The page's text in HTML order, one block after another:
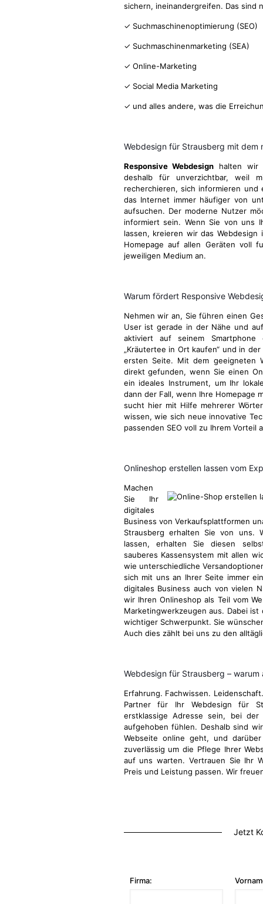
sichern, ineinandergreifen. Das sind
✓ Suchmaschinenoptimierung (SEO)
✓ Suchmaschinenmarketing (SEA)
✓ Online-Marketing
✓ Social Media Marketing
✓ und alles andere, was die
Webdesign für Strausberg mit dem
Responsive Webdesign halten wir
deshalb für unverzichtbar, weil
recherchieren, sich informieren
das Internet immer häufiger von
aufsuchen. Der moderne Nutzer
informiert sein. Wenn Sie von uns
lassen, kreieren wir das Webdesign
Homepage auf allen Geräten voll
jeweiligen Medium an.
Warum fördert Responsive
Nehmen wir an, Sie führen einen
User ist gerade in der Nähe und
aktiviert auf seinem
„Kräutertee in Ort kaufen“ und in
ersten Seite. Mit dem geeigneten
direkt gefunden, wenn Sie einen
ein ideales Instrument, um Ihr
dann der Fall, wenn Ihre Homepage
sucht hier mit Hilfe mehrerer
wissen, wie sich neue innovative
passenden SEO voll zu Ihrem Vorteil
Onlineshop erstellen lassen vom
Machen
Sie Ihr
digitales
Business von Verkaufsplattformen
Strausberg erhalten Sie von uns.
lassen, erhalten Sie diesen
sauberes Kassensystem mit allen
wie unterschiedliche
sich mit uns an Ihrer Seite immer
digitales Business auch von vielen
wir Ihren Onlineshop als Teil vom
Marketingwerkzeugen aus. Dabei ist
wichtiger Schwerpunkt. Sie
Auch dies zählt bei uns zu den
Webdesign für Strausberg – warum
Erfahrung. Fachwissen.
Partner für Ihr Webdesign für
erstklassige Adresse sein, bei
aufgehoben fühlen. Deshalb sind
Webseite online geht, und
zuverlässig um die Pflege Ihrer
auf uns warten. Vertrauen Sie Ihr
Preis und Leistung passen. Wir
Jetzt
Firma: